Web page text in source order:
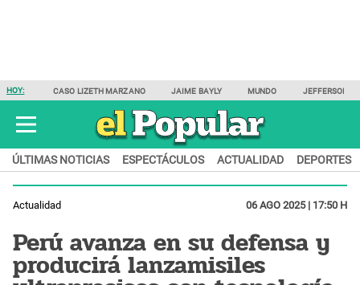
HOY: CASO LIZETH MARZANO JAIME BAYLY MUNDO JEFFERSON
ÚLTIMAS NOTICIAS ESPECTÁCULOS ACTUALIDAD DEPORTES
Actualidad 06 AGO 2025 | 17:50 H
Perú avanza en su defensa y
producirá lanzamisiles